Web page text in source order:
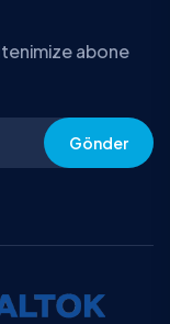
abone
Gönder